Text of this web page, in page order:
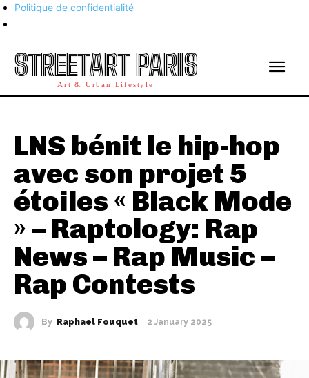
Politique de confidentialité
STREETART PARIS
Art & Urban Lifestyle
LNS bénit le hip-hop
avec son projet 5
étoiles « Black Mode
» – Raptology: Rap
News – Rap Music –
Rap Contests
By Raphael Fouquet 2 January 2025